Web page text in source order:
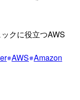
クに役立つAWS
AWS Amazon